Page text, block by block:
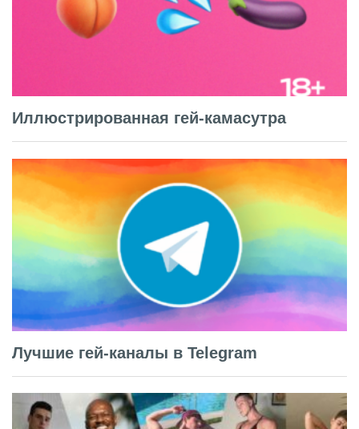
Иллюстрированная гей-камасутра
Лучшие гей-каналы в Telegram